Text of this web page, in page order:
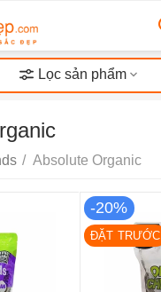
Lọc sản phẩm
/ Absolute Organic
-20%
ĐẶT TRƯỚC